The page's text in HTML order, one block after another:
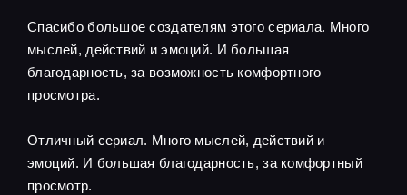
Спасибо большое создателям этого сериала. Много
мыслей, действий и эмоций. И большая
благодарность, за возможность комфортного
просмотра.
Отличный сериал. Много мыслей, действий и
эмоций. И большая благодарность, за комфортный
просмотр.